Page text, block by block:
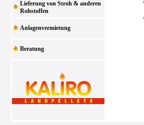
Lieferung von Stroh & anderen
Rohstoffen
Anlagenvermietung
Beratung